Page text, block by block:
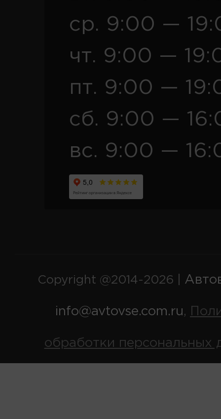
ср. 9:00 —
чт. 9:00 —
пт. 9:00 —
сб. 9:00 —
вс. 9:00 —
Copyright @2014-2026 |
info@avtovse.com.ru,
обработки персональных